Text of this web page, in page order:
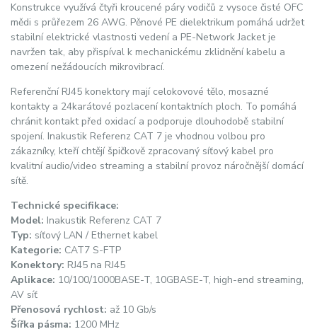
Konstrukce využívá čtyři kroucené páry vodičů z vysoce čisté OFC
mědi s průřezem 26 AWG. Pěnové PE dielektrikum pomáhá udržet
stabilní elektrické vlastnosti vedení a PE-Network Jacket je
navržen tak, aby přispíval k mechanickému zklidnění kabelu a
omezení nežádoucích mikrovibrací.
Referenční RJ45 konektory mají celokovové tělo, mosazné
kontakty a 24karátové pozlacení kontaktních ploch. To pomáhá
chránit kontakt před oxidací a podporuje dlouhodobě stabilní
spojení. Inakustik Referenz CAT 7 je vhodnou volbou pro
zákazníky, kteří chtějí špičkově zpracovaný síťový kabel pro
kvalitní audio/video streaming a stabilní provoz náročnější domácí
sítě.
Technické specifikace:
Model: Inakustik Referenz CAT 7
Typ: síťový LAN / Ethernet kabel
Kategorie: CAT7 S-FTP
Konektory: RJ45 na RJ45
Aplikace: 10/100/1000BASE-T, 10GBASE-T, high-end streaming,
AV síť
Přenosová rychlost: až 10 Gb/s
Šířka pásma: 1200 MHz